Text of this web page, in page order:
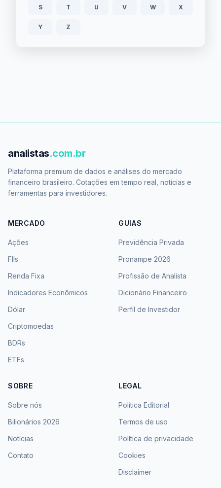
S T U V W X
Y Z
analistas.com.br
Plataforma premium de dados e análises do mercado
financeiro brasileiro. Cotações em tempo real, notícias e
ferramentas para investidores.
MERCADO
Ações
FIIs
Renda Fixa
Indicadores Econômicos
Dólar
Criptomoedas
BDRs
ETFs
GUIAS
Previdência Privada
Pronampe 2026
Profissão de Analista
Dicionário Financeiro
Perfil de Investidor
SOBRE
Sobre nós
Bilionários 2026
Notícias
Contato
LEGAL
Política Editorial
Termos de uso
Política de privacidade
Cookies
Disclaimer